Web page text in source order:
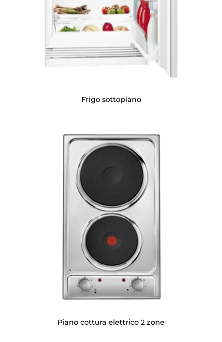
Frigo sottopiano
Piano cottura elettrico 2 zone